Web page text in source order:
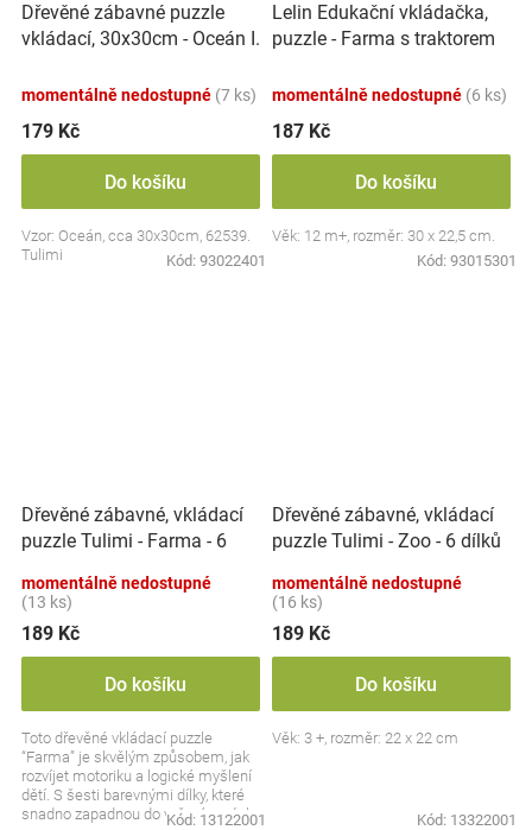
Dřevěné zábavné puzzle
vkládací, 30x30cm - Oceán I.
momentálně nedostupné (7 ks)
179 Kč
Do košíku
Vzor: Oceán, cca 30x30cm, 62539.
Tulimi
Kód: 93022401
Lelin Edukační vkládačka,
puzzle - Farma s traktorem
momentálně nedostupné (6 ks)
187 Kč
Do košíku
Věk: 12 m+, rozměr: 30 x 22,5 cm.
Kód: 93015301
Dřevěné zábavné, vkládací
puzzle Tulimi - Farma - 6
momentálně nedostupné
(13 ks)
189 Kč
Do košíku
Toto dřevěné vkládací puzzle
“Farma” je skvělým způsobem, jak
rozvíjet motoriku a logické myšlení
dětí. S šesti barevnými dílky, které
snadno zapadnou do vyřezávaných
Kód: 13122001
Dřevěné zábavné, vkládací
puzzle Tulimi - Zoo - 6 dílků
momentálně nedostupné
(16 ks)
189 Kč
Do košíku
Věk: 3 +, rozměr: 22 x 22 cm
Kód: 13322001